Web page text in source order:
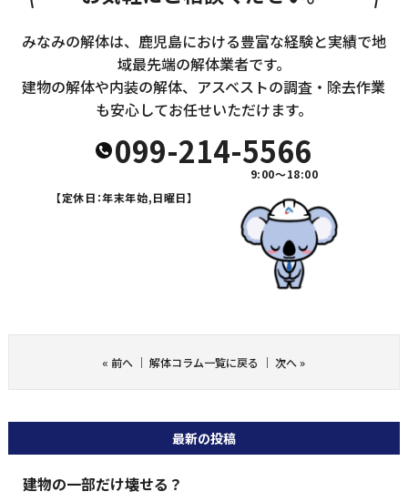
みなみの解体は、鹿児島における豊富な経験と実績で地
域最先端の解体業者です。
建物の解体や内装の解体、アスベストの調査・除去作業
も安心してお任せいただけます。
099-214-5566
9:00～18:00
【定休日：年末年始,日曜日】
« 前へ ｜解体コラム一覧に戻る ｜次へ»
最新の投稿
建物の一部だけ壊せる？